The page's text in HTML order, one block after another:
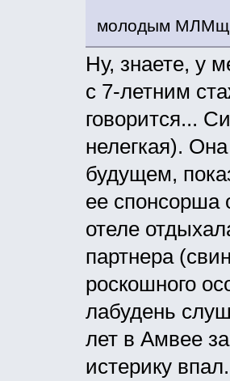
молодым
Ну, знаете, у
с 7-летним
говорится...
нелегкая).
будущем,
ее спонсорша
отеле
партнера
роскошного
лабудень
лет в Амвее
истерику